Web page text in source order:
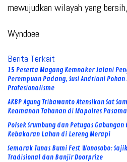
mewujudkan wilayah yang
Wyndoee
Berita Terkait
15 Peserta Magang Kemnaker Jalani
Perempuan Padang, Susi Andriani
Profesionalisme
AKBP Agung Tribawanto Atensikan Sat
Keamanan Tahanan di Mapolres
Polsek Srumbung dan Petugas
Kebakaran Lahan di Lereng Merapi
Semarak Tunas Bumi Fest Wonosobo:
Tradisional dan Banjir Doorprize